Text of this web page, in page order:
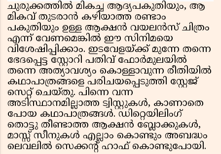
ചുരുക്കത്തിൽ മികച്ച ആദ്യപകുതിയും, ആ
മികവ് തുടരാൻ കഴിയാത്ത രണ്ടാം
പകുതിയും ഉള്ള ആക്ഷൻ വയലൻസ് ചിത്രം
എന്ന് വേണമെങ്കിൽ ഈ സിനിമയെ
വിശേഷിപ്പിക്കാം. ഇടവേളയ്ക്ക് മുന്നേ തന്നെ
ഭേദപ്പെട്ട സ്റ്റോറി പതിവ് ഫോർമുലയിൽ
തന്നെ അത്യാവശ്യം കൊള്ളാവുന്ന രീതിയിൽ
കഥാപാത്രങ്ങളെ പരിചയപ്പെടുത്തി സ്റ്റേജ്
സെറ്റ് ചെയ്തു. പിന്നെ വന്ന
അടിസ്ഥാനമില്ലാത്ത ട്വിസ്റ്റുകൾ, കാണാതെ
പോയ കഥാപാത്രങ്ങൾ. ഡിറ്റെയിലിംഗ്
തൊട്ടു തീണ്ടാത്ത ആക്ഷൻ ബ്ലോക്കുകൾ,
മാസ്സ് സീനുകൾ എല്ലാം കൊണ്ടും അബദ്ധം
ലെവലിൽ സെക്കന്റ്‌ ഹാഫ് കൊണ്ടുപോയി.